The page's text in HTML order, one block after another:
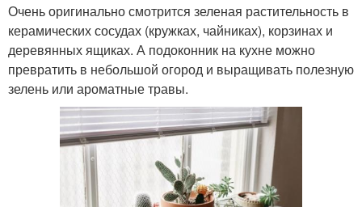
Очень оригинально смотрится зеленая растительность в
керамических сосудах (кружках, чайниках), корзинах и
деревянных ящиках. А подоконник на кухне можно
превратить в небольшой огород и выращивать полезную
зелень или ароматные травы.